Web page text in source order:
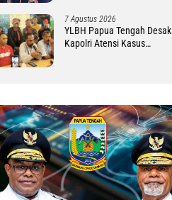
7 Agustus 2026
YLBH Papua Tengah Desak
Kapolri Atensi Kasus